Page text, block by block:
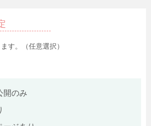
す。（任意選択）
開のみ